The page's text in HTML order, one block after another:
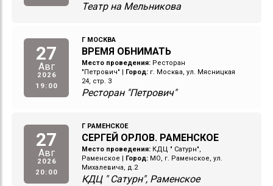
Театр на Мельникова
27
Авг
2026
19:00
Г МОСКВА
ВРЕМЯ ОБНИМАТЬ
Место проведения: Ресторан
"Петрович"
Город: г. Москва, ул. Мясницкая
24, стр. 3
Ресторан "Петрович"
27
Авг
2026
20:00
Г РАМЕНСКОЕ
СЕРГЕЙ ОРЛОВ. РАМЕНСКОЕ
Место проведения: КДЦ " Сатурн",
Раменское
Город: МО, г. Раменское, ул.
Михалевича, д.2
КДЦ " Сатурн", Раменское